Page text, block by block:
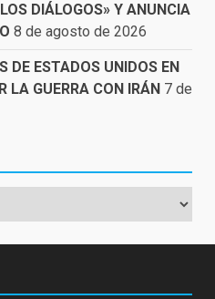
DIÁLOGOS» Y ANUNCIA
8 de agosto de 2026
DE ESTADOS UNIDOS EN
LA GUERRA CON IRÁN 7 de